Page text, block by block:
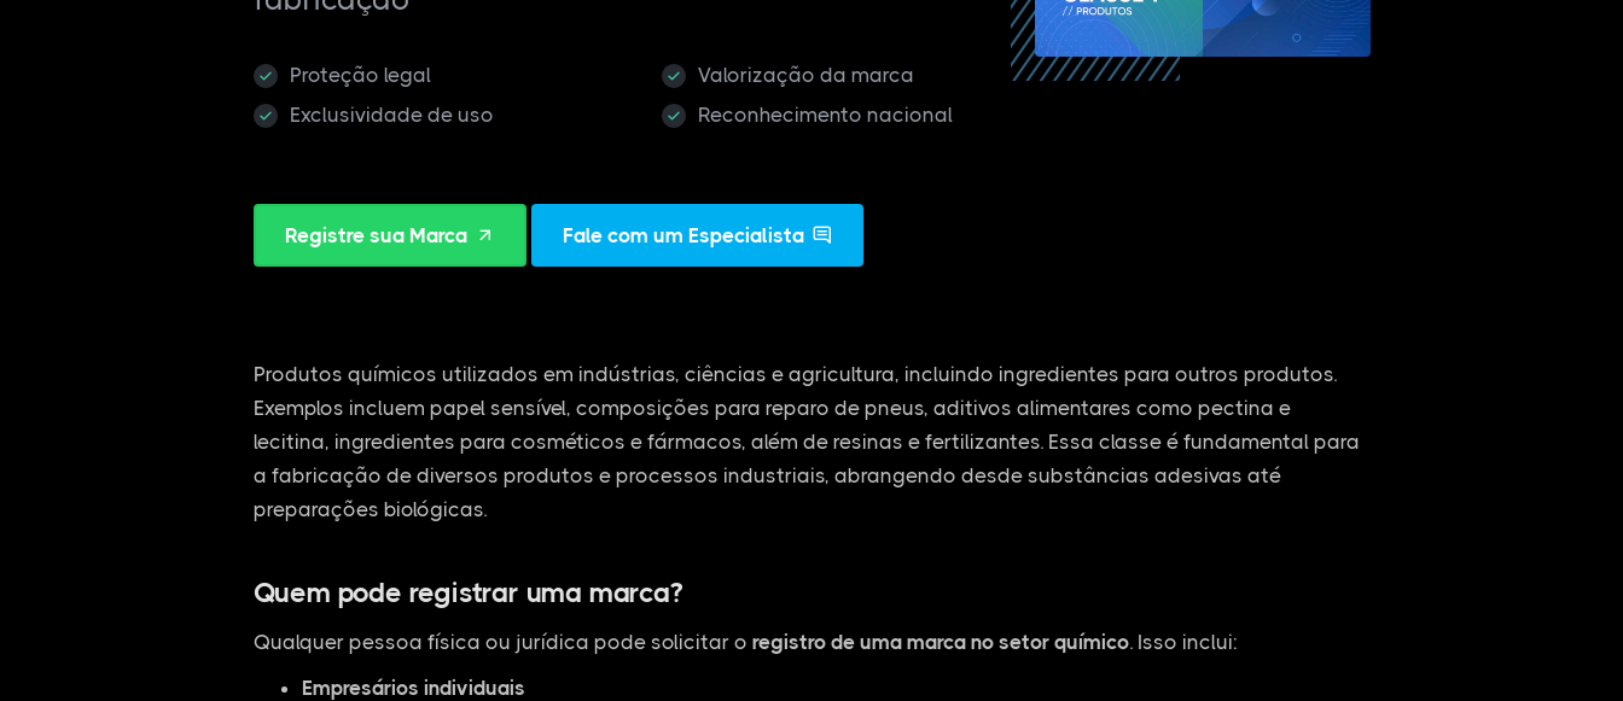
Proteção legal
Exclusividade de uso
Valorização da marca
Reconhecimento nacional
Registre sua Marca Fale com um Especialista
Produtos químicos utilizados em indústrias, ciências e agricultura, incluindo ingredientes para outros produtos.
Exemplos incluem papel sensível, composições para reparo de pneus, aditivos alimentares como pectina e
lecitina, ingredientes para cosméticos e fármacos, além de resinas e fertilizantes. Essa classe é fundamental para
a fabricação de diversos produtos e processos industriais, abrangendo desde substâncias adesivas até
preparações biológicas.
Quem pode registrar uma marca?
Qualquer pessoa física ou jurídica pode solicitar o registro de uma marca no setor químico. Isso inclui:
Empresários individuais